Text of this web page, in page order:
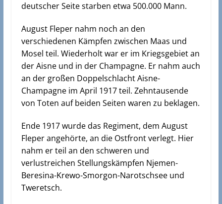
deutscher Seite starben etwa 500.000 Mann.
August Fleper nahm noch an den
verschiedenen Kämpfen zwischen Maas und
Mosel teil. Wiederholt war er im Kriegsgebiet an
der Aisne und in der Champagne. Er nahm auch
an der großen Doppelschlacht Aisne-
Champagne im April 1917 teil. Zehntausende
von Toten auf beiden Seiten waren zu beklagen.
Ende 1917 wurde das Regiment, dem August
Fleper angehörte, an die Ostfront verlegt. Hier
nahm er teil an den schweren und
verlustreichen Stellungskämpfen Njemen-
Beresina-Krewo-Smorgon-Narotschsee und
Tweretsch.